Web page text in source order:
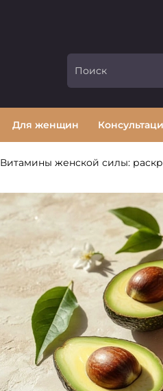
Для женщин
Витамины женской силы: